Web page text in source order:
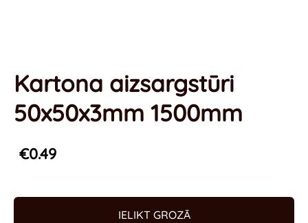
Kartona aizsargstūri
50x50x3mm 1500mm
€0.49
IELIKT GROZĀ